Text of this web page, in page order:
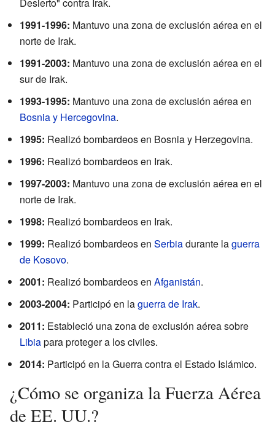
Desierto" contra Irak.
1991-1996: Mantuvo una zona de exclusión aérea en el
norte de Irak.
1991-2003: Mantuvo una zona de exclusión aérea en el
sur de Irak.
1993-1995: Mantuvo una zona de exclusión aérea en
Bosnia y Hercegovina.
1995: Realizó bombardeos en Bosnia y Herzegovina.
1996: Realizó bombardeos en Irak.
1997-2003: Mantuvo una zona de exclusión aérea en el
norte de Irak.
1998: Realizó bombardeos en Irak.
1999: Realizó bombardeos en Serbiadurante laguerra
de Kosovo.
2001: Realizó bombardeos en Afganistán.
2003-2004: Participó en laguerra de Irak.
2011: Estableció una zona de exclusión aérea sobre
Libiapara proteger a los civiles.
2014: Participó en la Guerra contra el Estado Islámico.
¿Cómo se organiza la Fuerza Aérea
de EE. UU.?